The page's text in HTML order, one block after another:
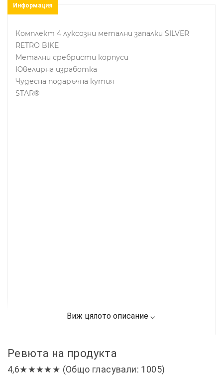
Информация
Комплект 4 луксозни метални запалки SILVER
RETRO BIKE
Метални сребристи корпуси
Ювелирна изработка
Чудесна подаръчна кутия
STAR®
Ревюта на продукта
4,6★★★★★ (Общо гласували: 1005)